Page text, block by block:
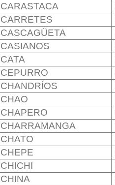
CARASTACA
CARRETES
CASCAGÜETA
CASIANOS
CATA
CEPURRO
CHANDRÍOS
CHAO
CHAPERO
CHARRAMANGA
CHATO
CHEPE
CHICHI
CHINA